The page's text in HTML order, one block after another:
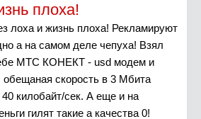
плоха!
лоха и жизнь плоха! Рекламируют
а на самом деле чепуха! Взял
МТС КОНЕКТ - usd модем и
обещаная скорость в 3 Мбита
40 килобайт/сек. А еще и на
гилят такие а качества 0!